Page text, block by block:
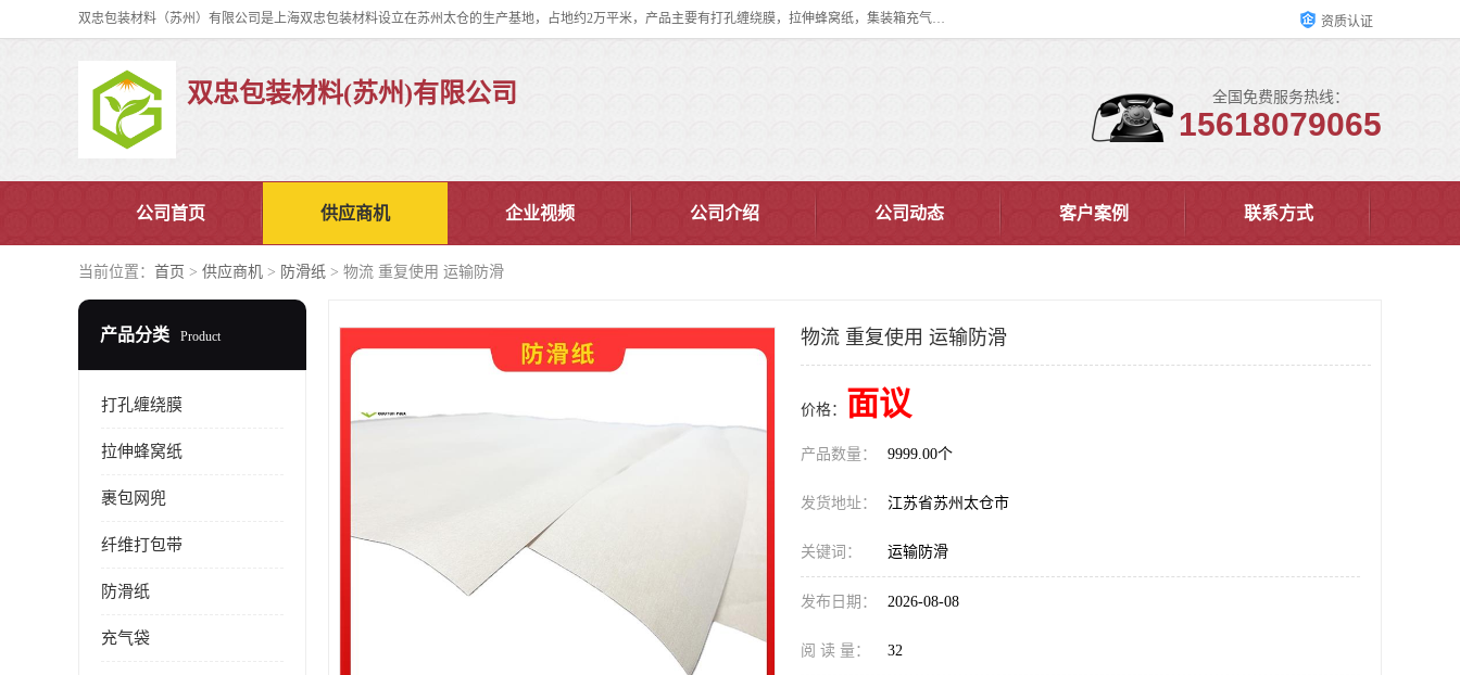
双忠包装材料（苏州）有限公司是上海双忠包装材料设立在苏州太仓的生产基地，占地约2万平米，产品主要有打孔缠绕膜，拉伸蜂窝纸，集装箱充气袋，滑托板，打包带，裹包网兜，防滑纸等箱体和托盘的运输和保护性包材。固永包材®，GooYon Pack®，是我们保护性包装材料的专属品牌。 资质认证
双忠包装材料(苏州)有限公司 全国免费服务热线：
15618079065
公司首页 供应商机 企业视频 公司介绍 公司动态 客户案例 联系方式
当前位置： 首页 > 供应商机 > 防滑纸 > 物流 重复使用 运输防滑
产品分类 Product
打孔缠绕膜
拉伸蜂窝纸
裹包网兜
纤维打包带
防滑纸
充气袋
物流 重复使用 运输防滑
价格： 面议
产品数量： 9999.00个
发货地址： 江苏省苏州太仓市
关键词： 运输防滑
发布日期： 2026-08-08
阅 读 量： 32